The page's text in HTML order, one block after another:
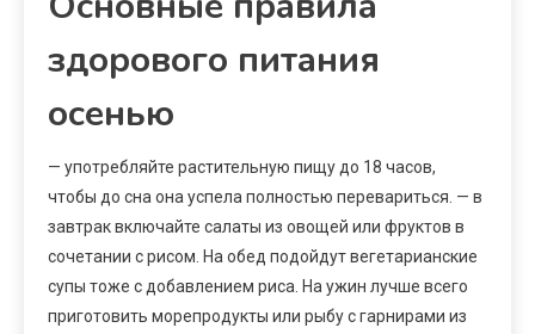
здорового питания
осенью
— употребляйте растительную пищу до 18 часов,
чтобы до сна она успела полностью перевариться. — в
завтрак включайте салаты из овощей или фруктов в
сочетании с рисом. На обед подойдут вегетарианские
супы тоже с добавлением риса. На ужин лучше всего
приготовить морепродукты или рыбу с гарнирами из